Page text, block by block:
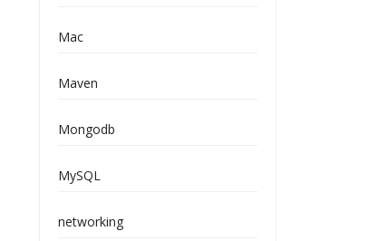
Mac
Maven
Mongodb
MySQL
networking